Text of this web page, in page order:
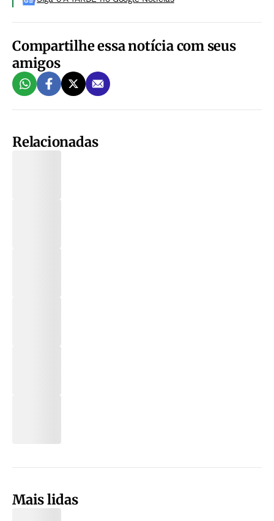
Compartilhe essa notícia com seus
amigos
Relacionadas
Mais lidas